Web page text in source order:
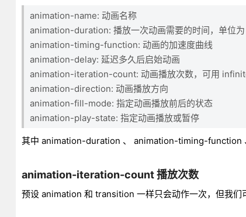
animation-name: 动画名称
animation-duration: 播放一次动画需要的时间，单位
animation-timing-function: 动画的加速度曲线
animation-delay: 延迟多久后启始动画
animation-iteration-count: 动画播放次数，可用
animation-direction: 动画播放方向
animation-fill-mode: 指定动画播放前后的状态
animation-play-state: 指定动画播放或暂停
其中 animation-duration 、 animation-timing-function
animation-iteration-count 播放次数
预设 animation 和 transition 一样只会动作一次，但我们